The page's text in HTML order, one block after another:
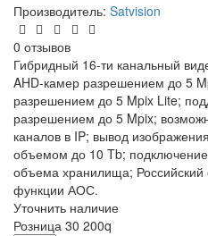
Производитель: Satvision
0 отзывов
Гибридный 16-ти канальный
AHD-камер разрешением до 5
разрешением до 5 Mpix Lite;
разрешением до 5 Mpix;
каналов в IP; вывод
объемом до 10 Tb; подключение
объема хранилища;
функции АОС.
Уточнить наличие
Розница 30 200q